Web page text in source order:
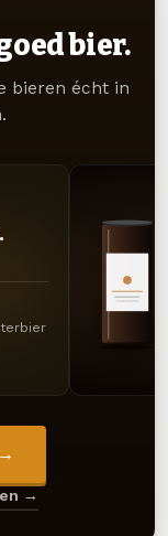
bier.
bieren écht in
→